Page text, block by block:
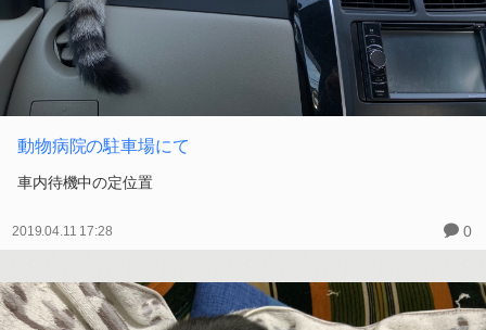
動物病院の駐車場にて
車内待機中の定位置
2019.04.11 17:28 0